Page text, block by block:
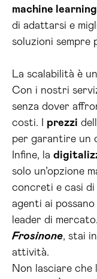
machine learning
di adattarsi e
soluzioni sempre
La scalabilità è
Con i nostri
senza dover
costi. I prezzi
per garantire un
Infine, la
solo un’opzione
concreti e casi di
agenti ai
leader di
Frosinone, stai
attività.
Non lasciare che